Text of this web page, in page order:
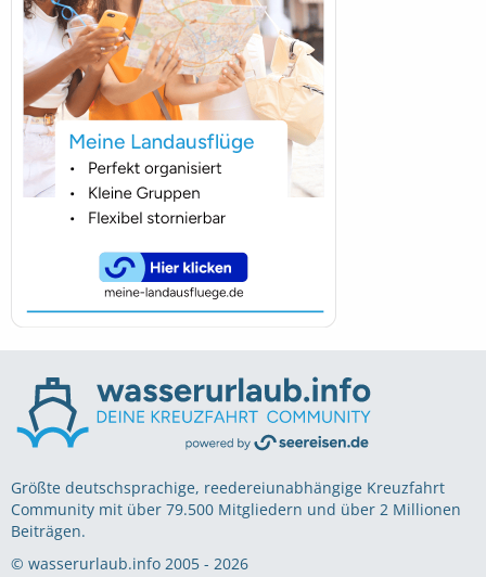
Größte deutschsprachige, reedereiunabhängige Kreuzfahrt
Community mit über 79.500 Mitgliedern und über 2 Millionen
Beiträgen.
© wasserurlaub.info 2005 - 2026